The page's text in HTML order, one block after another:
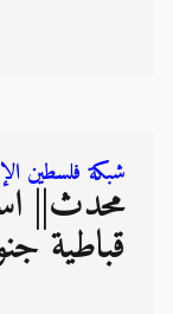
شبكة فلسطين
محدث||
قباطية